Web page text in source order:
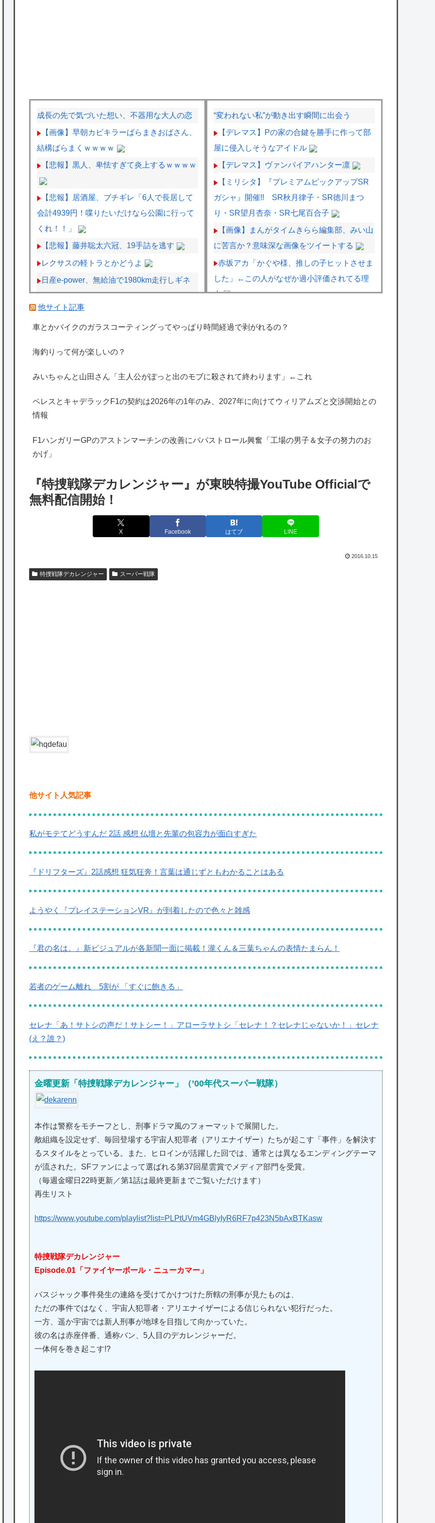
成長の先で気づいた想い、不器用な大人の恋
【画像】早朝カビキラーばらまきおばさん、
結構ばらまくｗｗｗｗ
【悲報】黒人、卑怯すぎて炎上するｗｗｗｗ
【悲報】居酒屋、ブチギレ「6人で長居して
会計4939円！喋りたいだけなら公園に行って
くれ！！」
【悲報】藤井聡太六冠、19手詰を逃す
レクサスの軽トラとかどうよ
日産e-power、無給油で1980km走行しギネ
ス記録を達成
ペレスとキャデラックF1の契約は2026年の1
年のみ、2027年に向けてウィリアムズと交渉
出たあの親日経営者に海外が大騒ぎ
のは韓国人である理由がこちら…」→「日本
も感謝してるらしい…（ﾌﾞﾙﾌﾞﾙ」＝韓国の反
海外「日本よ、お前がナンバーワンだ」 熊
本地震直後の日本の対応のスピードに世界が
★【ワートリ】細かい情報まで含めて構成さ
“変われない私”が動き出す瞬間に出会う
【デレマス】Pの家の合鍵を勝手に作って部
屋に侵入しそうなアイドル
【デレマス】ヴァンパイアハンター凛
【ミリシタ】『プレミアムピックアップSR
ガシャ』開催!! SR秋月律子・SR徳川まつ
り・SR望月杏奈・SR七尾百合子
【画像】まんがタイムきらら編集部、みい山
に苦言か？意味深な画像をツイートする
赤坂アカ「かぐや様、推しの子ヒットさせま
した」←この人がなぜか過小評価されてる理
由
尻のイラスト投稿にネット衝撃「この質感の
表をしてしまう！！！！！
だけなのか…絶望した
くなる？
【悲報】共同通信、ガチで逝く・・・・・・
【艦これ】今から提督に着任するなら皆吹雪
初期艦なんだろうか
【艦これ】煙幕してんのに大暴れしすぎちゃ
他サイト記事
車とかバイクのガラスコーティングってやっぱり時間経過で剥がれるの？
海釣りって何が楽しいの？
みいちゃんと山田さん「主人公がぽっと出のモブに殺されて終わります」←これ
ペレスとキャデラックF1の契約は2026年の1年のみ、2027年に向けてウィリアムズと交渉開始との
情報
F1ハンガリーGPのアストンマーチンの改善にパパストロール興奮「工場の男子＆女子の努力のお
かげ」
『特捜戦隊デカレンジャー』が東映特撮YouTube Officialで
無料配信開始！
X Facebook はてブ LINE
2016.10.15
特捜戦隊デカレンジャー スーパー戦隊
他サイト人気記事
私がモテてどうすんだ 2話 感想 仏壇と先輩の包容力が面白すぎた
『ドリフターズ』2話感想 狂気狂奔！言葉は通じずともわかることはある
ようやく『プレイステーションVR』が到着したので色々と雑感
『君の名は。』新ビジュアルが各新聞一面に掲載！瀧くん＆三葉ちゃんの表情たまらん！
若者のゲーム離れ 5割が 「すぐに飽きる」
セレナ「あ！サトシの声だ！サトシー！」アローラサトシ「セレナ！？セレナじゃないか！」セレナ
(え？誰？)
金曜更新「特捜戦隊デカレンジャー」（’00年代スーパー戦隊）
本作は警察をモチーフとし、刑事ドラマ風のフォーマットで展開した。
敵組織を設定せず、毎回登場する宇宙人犯罪者（アリエナイザー）たちが起こす「事件」を解決す
るスタイルをとっている。また、ヒロインが活躍した回では、通常とは異なるエンディングテーマ
が流された。SFファンによって選ばれる第37回星雲賞でメディア部門を受賞。
（毎週金曜日22時更新／第1話は最終更新までご覧いただけます）
再生リスト
https://www.youtube.com/playlist?list=PLPtUVm4GBlyIyR6RF7p423N5bAxBTKasw
特捜戦隊デカレンジャー
Episode.01「ファイヤーボール・ニューカマー」
バスジャック事件発生の連絡を受けてかけつけた所轄の刑事が見たものは、
ただの事件ではなく、宇宙人犯罪者・アリエナイザーによる信じられない犯行だった。
一方、遥か宇宙では新人刑事が地球を目指して向かっていた。
彼の名は赤座伴番、通称バン、5人目のデカレンジャーだ。
一体何を巻き起こす!?